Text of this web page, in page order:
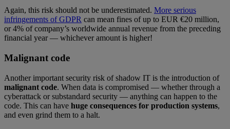
Again, this risk should not be underestimated. More serious
infringements of GDPR can mean fines of up to EUR €20 million,
or 4% of company’s worldwide annual revenue from the preceding
financial year — whichever amount is higher!
Malignant code
Another important security risk of shadow IT is the introduction of
malignant code. When data is compromised — whether through a
cyberattack or substandard security — anything can happen to the
code. This can have huge consequences for production systems,
and even grind them to a halt.